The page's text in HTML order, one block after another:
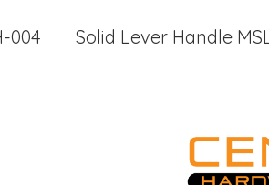
004 Solid Lever Handle